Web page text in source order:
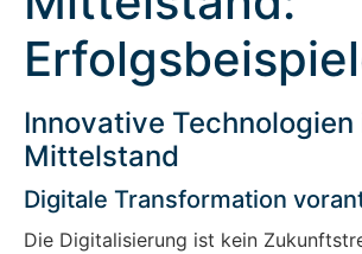
Innovative Technologien
Mittelstand
Digitale Transformation
Die Digitalisierung ist kein